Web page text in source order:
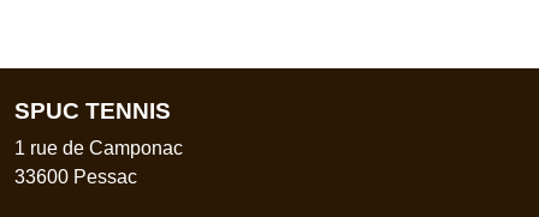
SPUC TENNIS
1 rue de Camponac
33600 Pessac